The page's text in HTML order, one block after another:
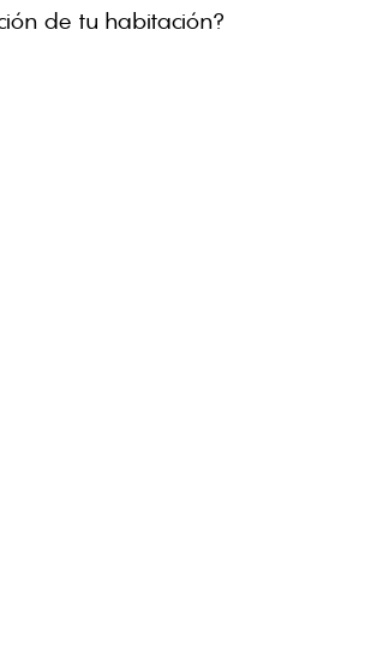
de tu habitación?